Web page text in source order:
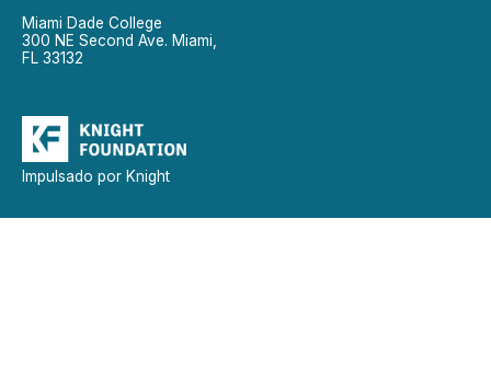
Miami Dade College
300 NE Second Ave. Miami,
FL 33132
Impulsado por Knight